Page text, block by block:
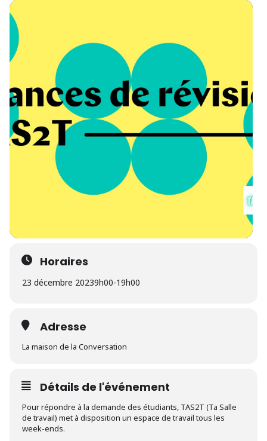
Horaires
23 décembre 20239h00-19h00
Adresse
La maison de la Conversation
Détails de l'événement
Pour répondre à la demande des étudiants, TAS2T (Ta Salle
de travail) met à disposition un espace de travail tous les
week-ends.